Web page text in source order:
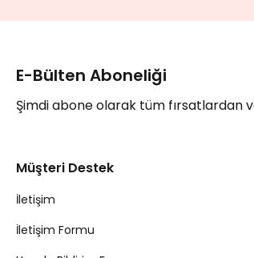
E-Bülten Aboneliği
Şimdi abone olarak tüm fırsatlardan
Müşteri Destek
İletişim
İletişim Formu